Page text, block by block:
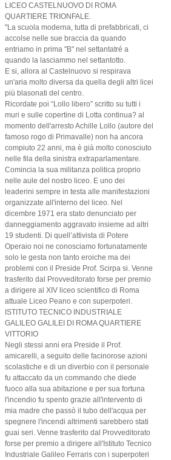
LICEO CASTELNUOVO DI ROMA
QUARTIERE TRIONFALE.
"La scuola moderna, tutta di prefabbricati, ci
accolse nelle sue braccia da quando
entriamo in prima "B" nel settantatré a
quando la lasciammo nel settantotto.
E si, allora al Castelnuovo si respirava
un'aria molto diversa da quella degli altri licei
più blasonati del centro.
Ricordate poi “Lollo libero” scritto su tutti i
muri e sulle copertine di Lotta continua? al
momento dell'arresto Achille Lollo (autore del
famoso rogo di Primavalle) non ha ancora
compiuto 22 anni, ma è già molto conosciuto
nelle fila della sinistra extraparlamentare.
Comincia la sua militanza politica proprio
nelle aule del nostro liceo. E uno dei
leaderini sempre in testa alle manifestazioni
organizzate all'interno del liceo. Nel
dicembre 1971 era stato denunciato per
danneggiamento aggravato insieme ad altri
19 studenti. Di quell’attivista di Potere
Operaio noi ne conosciamo fortunatamente
solo le gesta non tanto eroiche ma dei
problemi con il Preside Prof. Scirpa si. Venne
trasferito dal Provveditorato forse per premio
a dirigere al XIV liceo scientifico di Roma
attuale Liceo Peano e con superpoteri.
ISTITUTO TECNICO INDUSTRIALE
GALILEO GALILEI DI ROMA QUARTIERE
VITTORIO
Negli stessi anni era Preside il Prof.
amicarelli, a seguito delle facinorose azioni
scolastiche e di un diverbio con il personale
fu attaccato da un commando che diede
fuoco alla sua abitazione e per sua fortuna
l'incendio fu spento grazie all'intervento di
mia madre che passò il tubo dell'acqua per
spegnere l'incendi altrimenti sarebbero stati
guai seri. Venne trasferito dal Provveditorato
forse per premio a dirigere all'Istituto Tecnico
Industriale Galileo Ferraris con i superpoteri